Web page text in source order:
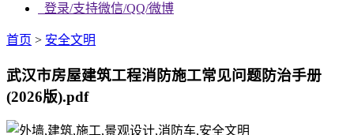
登录/支持微信/QQ/微博
首页 > 安全文明
武汉市房屋建筑工程消防施工常见问题防治手册
(2026版).pdf